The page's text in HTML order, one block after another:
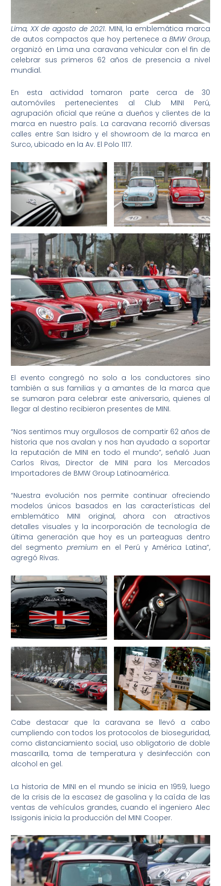
Lima, XX de agosto de 2021. MINI, la emblemática marca
de autos compactos que hoy pertenece a BMW Group,
organizó en Lima una caravana vehicular con el fin de
celebrar sus primeros 62 años de presencia a nivel
mundial.
En esta actividad tomaron parte cerca de 30
automóviles pertenecientes al Club MINI Perú,
agrupación oficial que reúne a dueños y clientes de la
marca en nuestro país. La caravana recorrió diversas
calles entre San Isidro y el showroom de la marca en
Surco, ubicado en la Av. El Polo 1117.
El evento congregó no solo a los conductores sino
también a sus familias y a amantes de la marca que
se sumaron para celebrar este aniversario, quienes al
llegar al destino recibieron presentes de MINI.
“Nos sentimos muy orgullosos de compartir 62 años de
historia que nos avalan y nos han ayudado a soportar
la reputación de MINI en todo el mundo”, señaló Juan
Carlos Rivas, Director de MINI para los Mercados
Importadores de BMW Group Latinoamérica.
“Nuestra evolución nos permite continuar ofreciendo
modelos únicos basados en las características del
emblemático MINI original, ahora con atractivos
detalles visuales y la incorporación de tecnología de
última generación que hoy es un parteaguas dentro
del segmentopremium en el Perú y América Latina”,
agregó Rivas.
Cabe destacar que la caravana se llevó a cabo
cumpliendo con todos los protocolos de bioseguridad,
como distanciamiento social, uso obligatorio de doble
mascarilla, toma de temperatura y desinfección con
alcohol en gel.
La historia de MINI en el mundo se inicia en 1959, luego
de la crisis de la escasez de gasolina y la caída de las
ventas de vehículos grandes, cuando el ingeniero Alec
Issigonis inicia la producción del MINI Cooper.